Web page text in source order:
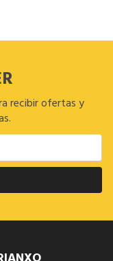
recibir ofertas y